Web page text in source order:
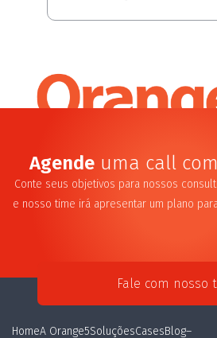
Agende uma call
Conte seus objetivos para nossos
e nosso time irá apresentar um plano
Fale com nosso
HomeA Orange5SoluçõesCasesBlog–